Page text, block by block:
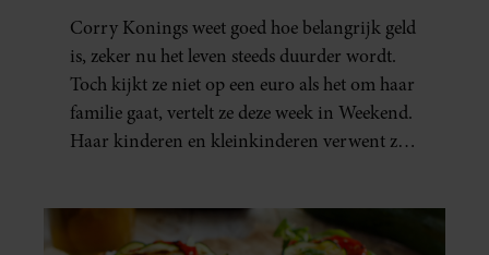
Corry Konings weet goed hoe belangrijk geld
is, zeker nu het leven steeds duurder wordt.
Toch kijkt ze niet op een euro als het om haar
familie gaat, vertelt ze deze week in Weekend.
Haar kinderen en kleinkinderen verwent ze